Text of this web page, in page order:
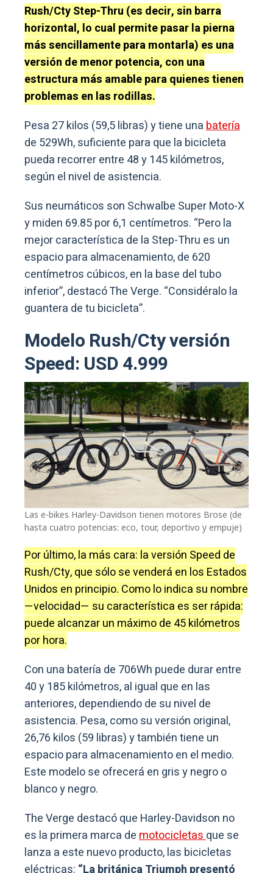
Rush/Cty Step-Thru (es decir, sin barra
horizontal, lo cual permite pasar la pierna
más sencillamente para montarla) es una
versión de menor potencia, con una
estructura más amable para quienes tienen
problemas en las rodillas.
Pesa 27 kilos (59,5 libras) y tiene unabatería
de 529Wh, suficiente para que la bicicleta
pueda recorrer entre 48 y 145 kilómetros,
según el nivel de asistencia.
Sus neumáticos son Schwalbe Super Moto-X
y miden 69.85 por 6,1 centímetros. “Pero la
mejor característica de la Step-Thru es un
espacio para almacenamiento, de 620
centímetros cúbicos, en la base del tubo
inferior”, destacó The Verge. “Considéralo la
guantera de tu bicicleta”.
Modelo Rush/Cty versión
Speed: USD 4.999
Las e-bikes Harley-Davidson tienen motores Brose (de
hasta cuatro potencias: eco, tour, deportivo y empuje)
Por último, la más cara: la versión Speed de
Rush/Cty, que sólo se venderá en los Estados
Unidos en principio. Como lo indica su nombre
—velocidad— su característica es ser rápida:
puede alcanzar un máximo de 45 kilómetros
por hora.
Con una batería de 706Wh puede durar entre
40 y 185 kilómetros, al igual que en las
anteriores, dependiendo de su nivel de
asistencia. Pesa, como su versión original,
26,76 kilos (59 libras) y también tiene un
espacio para almacenamiento en el medio.
Este modelo se ofrecerá en gris y negro o
blanco y negro.
The Verge destacó que Harley-Davidson no
es la primera marca demotocicletasque se
lanza a este nuevo producto, las bicicletas